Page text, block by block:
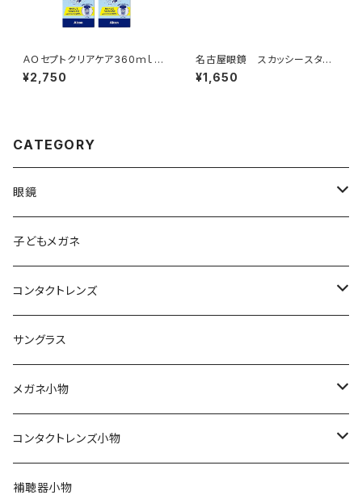
ＡＯセプトクリアケア360ｍｌｘ
2本パック
¥2,750
名古屋眼鏡 スカッシースタイ
ル スモールサイズ
¥1,650
CATEGORY
眼鏡
メンズ
レディース
軽量フレーム
Silhouette（シルエット）
Line Art（ラインアート）
TITANOS（チタノス）
子どもメガネ
コンタクトレンズ
定期便
ワンデー
2ウィーク
ハードコンタクト
サングラス
メガネ小物
期間限定！セリートとプレゼント用袋付き
スカッシー
コンタクトレンズ小物
ハードコンタクトレンズ用
補聴器小物